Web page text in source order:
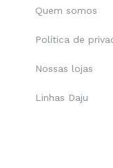
Quem somos
Política de
Nossas lojas
Linhas Daju